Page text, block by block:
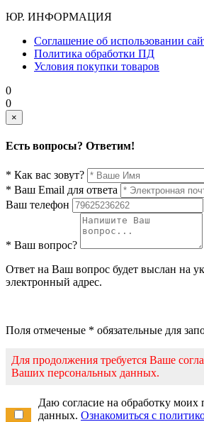
ЮР. ИНФОРМАЦИЯ
Соглашение об использовании
Политика обработки ПД
Условия покупки товаров
0
0
×
Есть вопросы? Ответим!
* Как вас зовут?
* Ваш Email для ответа
Ваш телефон
* Ваш вопрос?
Ответ на Ваш вопрос будет выслан на
электронный адрес.
Поля отмеченые * обязательные для
Для продолжения требуется Ваше
Ваших персональных данных.
Даю согласие на обработку моих
данных. Ознакомиться с